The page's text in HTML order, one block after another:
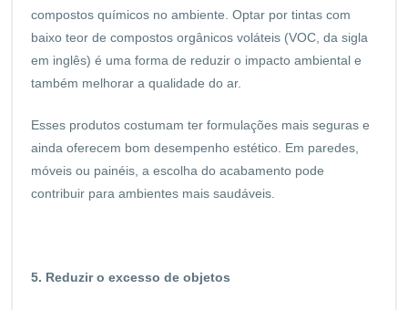
compostos químicos no ambiente. Optar por tintas com
baixo teor de compostos orgânicos voláteis (VOC, da sigla
em inglês) é uma forma de reduzir o impacto ambiental e
também melhorar a qualidade do ar.
Esses produtos costumam ter formulações mais seguras e
ainda oferecem bom desempenho estético. Em paredes,
móveis ou painéis, a escolha do acabamento pode
contribuir para ambientes mais saudáveis.
5. Reduzir o excesso de objetos